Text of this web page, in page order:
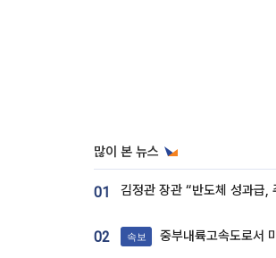
많이 본 뉴스
01
02 속보 중부내륙고속도로서 미